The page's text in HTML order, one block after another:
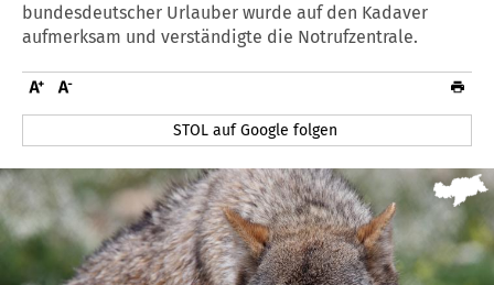
bundesdeutscher Urlauber wurde auf den Kadaver
aufmerksam und verständigte die Notrufzentrale.
STOL auf Google folgen